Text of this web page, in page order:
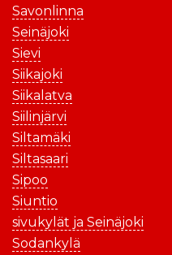
Savonlinna
Seinäjoki
Sievi
Siikajoki
Siikalatva
Siilinjärvi
Siltamäki
Siltasaari
Sipoo
Siuntio
sivukylät ja Seinäjoki
Sodankylä